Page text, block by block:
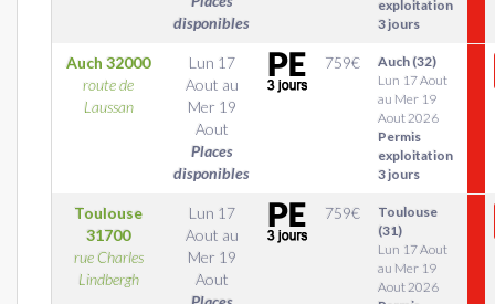
disponibles
exploitation
3 jours
Auch 32000
route de
Laussan
Lun 17
Aout au
Mer 19
Aout
Places
disponibles
759€
Auch (32)
Lun 17 Aout
au Mer 19
Aout 2026
Permis
exploitation
3 jours
Toulouse
31700
rue Charles
Lindbergh
Lun 17
Aout au
Mer 19
Aout
759€
Toulouse
(31)
Lun 17 Aout
au Mer 19
Aout 2026